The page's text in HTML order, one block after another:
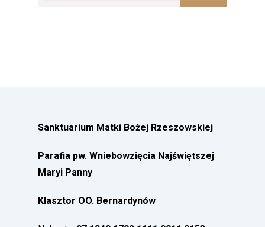
Sanktuarium Matki Bożej Rzeszowskiej
Parafia pw. Wniebowzięcia Najświętszej
Maryi Panny
Klasztor OO. Bernardynów